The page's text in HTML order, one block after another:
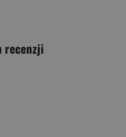
recenzji